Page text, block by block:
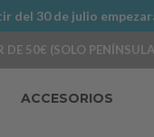
del 30 de julio
DE 50€ (SOLO
ACCESORIOS